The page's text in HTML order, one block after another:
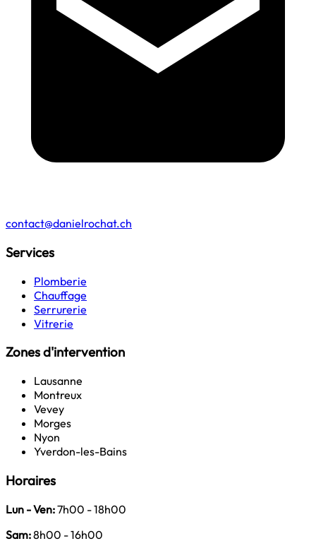
contact@danielrochat.ch
Services
Plomberie
Chauffage
Serrurerie
Vitrerie
Zones d'intervention
Lausanne
Montreux
Vevey
Morges
Nyon
Yverdon-les-Bains
Horaires
Lun - Ven:7h00 - 18h00
Sam:8h00 - 16h00